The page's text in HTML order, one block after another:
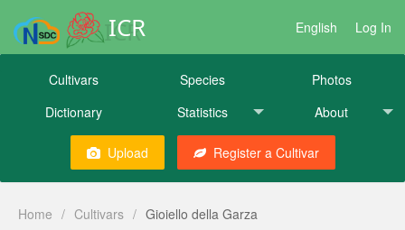
ICR English Log In
Cultivars Species
Photos
Dictionary
Statistics About
Upload Register a Cultivar
Home / Cultivars / Gioiello della Garza